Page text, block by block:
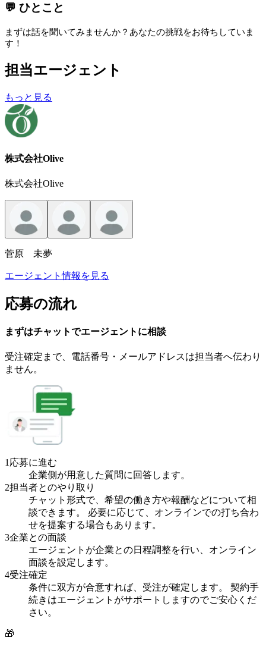
💬 ひとこと
まずは話を聞いてみませんか？あなたの挑戦をお待ちしていま
す！
担当エージェント
もっと見る
株式会社Olive
株式会社Olive
菅原 未夢
エージェント情報を見る
応募の流れ
まずはチャットでエージェント に相談
受注確定まで、 電話番号・メールアドレスは担当者へ伝わり
ません。
1 応募に進む
企業側が用意した質問に回答します。
2担当者とのやり取り
チャット形式で、希望の働き方や報酬などについて相
談できます。 必要に応じて、オンラインでの打ち合わ
せを提案する場合もあります。
3企業との面談
エージェントが企業との日程調整を行い、オンライン
面談を設定します。
4受注確定
条件に双方が合意すれば、受注が確定します。 契約手
続きはエージェントがサポートしますのでご安心くだ
さい。
🎁